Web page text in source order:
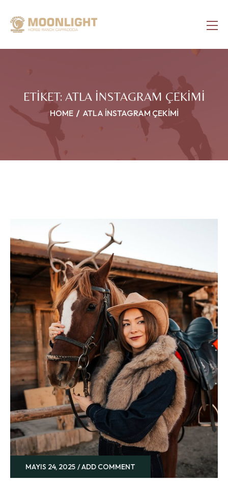
ETIKET: ATLA INSTAGRAM ÇEKIMI
HOME ATLA INSTAGRAM ÇEKIMI
MAYIS 24, 2025 ADD COMMENT